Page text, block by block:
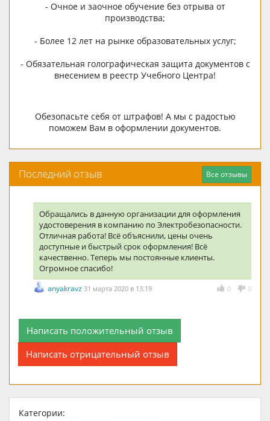
- Очное и заочное обучение без отрыва от
производства;
- Более 12 лет на рынке образовательных услуг;
- Обязательная голографическая защита документов с
внесением в реестр Учебного Центра!
Обезопасьте себя от штрафов! А мы с радостью
поможем Вам в оформлении документов.
Все отзывы
Последний отзыв
Обращались в данную организации для оформления
удостоверения в компанию по Электробезопасности.
Отличная работа! Всё объяснили, цены очень
доступные и быстрый срок оформления! Всё
качественно. Теперь мы постоянные клиенты.
Огромное спасибо!
0 0
anyakravz 31 марта 2020 в 13:19
Написать положительный отзыв
Написать отрицательный отзыв
Категории: